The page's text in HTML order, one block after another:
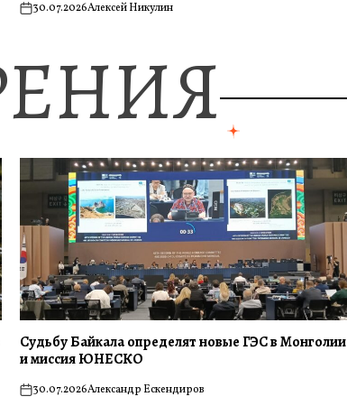
on30.07.2026Алексей Никулин
Судьбу Байкала определят новые ГЭС в Монголии
и миссия ЮНЕСКО
on30.07.2026Александр Ескендиров